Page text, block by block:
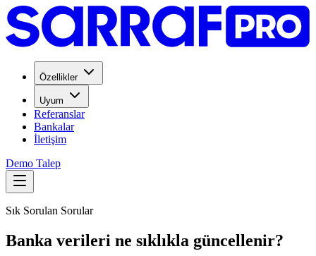
Özellikler
Uyum
Referanslar
Bankalar
İletişim
Demo Talep
Sık Sorulan Sorular
Banka verileri ne sıklıkla güncellenir?